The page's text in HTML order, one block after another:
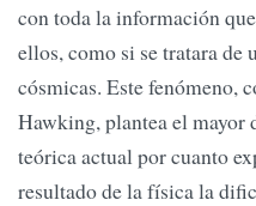
con toda la información
ellos, como si se tratara de
cósmicas. Este fenómeno,
Hawking, plantea el mayor
teórica actual por cuanto
resultado de la física la